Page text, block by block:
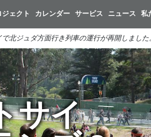
ジェクト カレンダー サービス ニュース 私
北ジュダ方面行き列車の運行が再開しまし
サイ
運行
で
ギャ